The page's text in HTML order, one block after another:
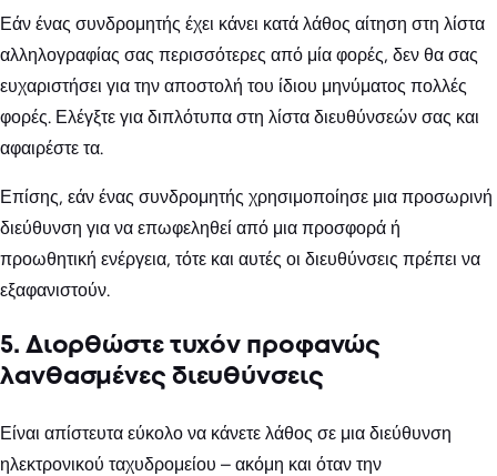
Εάν ένας συνδρομητής έχει κάνει κατά λάθος αίτηση στη λίστα
αλληλογραφίας σας περισσότερες από μία φορές, δεν θα σας
ευχαριστήσει για την αποστολή του ίδιου μηνύματος πολλές
φορές. Ελέγξτε για διπλότυπα στη λίστα διευθύνσεών σας και
αφαιρέστε τα.
Επίσης, εάν ένας συνδρομητής χρησιμοποίησε μια προσωρινή
διεύθυνση για να επωφεληθεί από μια προσφορά ή
προωθητική ενέργεια, τότε και αυτές οι διευθύνσεις πρέπει να
εξαφανιστούν.
5. Διορθώστε τυχόν προφανώς
λανθασμένες διευθύνσεις
Είναι απίστευτα εύκολο να κάνετε λάθος σε μια διεύθυνση
ηλεκτρονικού ταχυδρομείου – ακόμη και όταν την